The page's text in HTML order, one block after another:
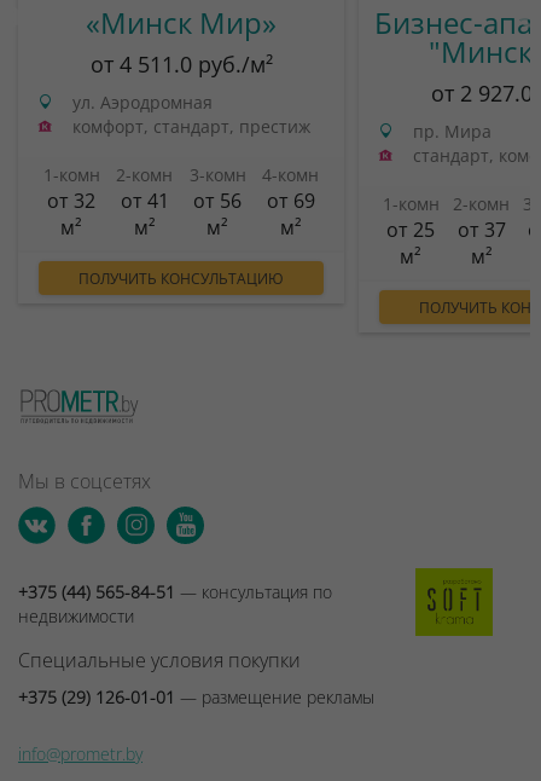
«Минск Мир»
от 4 511.0 руб./м²
ул. Аэродромная
комфорт, стандарт, престиж
1-комн
от 32
м²
2-комн
от 41
м²
3-комн
от 56
м²
4-комн
от 69
м²
ПОЛУЧИТЬ КОНСУЛЬТАЦИЮ
Бизнес-
от 2
пр. Мира
стандарт,
1-комн
от 25
м²
2-комн
от 37
м²
ПОЛУЧИТЬ
Мы в соцсетях
+375 (44) 565-84-51 — консультация по
недвижимости
Специальные условия покупки
+375 (29) 126-01-01 — размещение рекламы
info@prometr.by